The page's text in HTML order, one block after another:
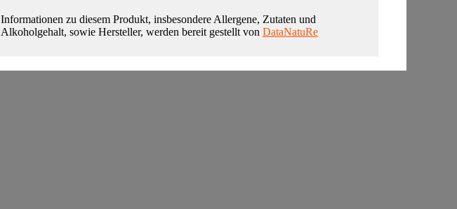
Informationen zu diesem Produkt, insbesondere Allergene, Zutaten und
Alkoholgehalt, sowie Hersteller, werden bereit gestellt von DataNatuRe